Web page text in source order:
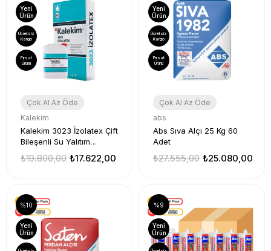
Çok Al Az Öde
Kalekim
Kalekim 3023 İzolatex Çift
Bileşenli Su Yalıtım
Elastik) 10 Takım₺17.622,00
₺19.800,00
Yeni
Ürün
Ücretsiz
Kargo
Fırsat
Ürünü
Çok Al Az Öde
abs
Abs Sıva Alçı 25 Kg 60
Adet
₺25.080,00
₺27.555,00
Yeni
Ürün
Ücretsiz
Kargo
Fırsat
Ürünü
%10
Yeni
Ürün
%9
Yeni
Ürün